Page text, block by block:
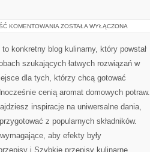
KOMENTOWANIA DESERY
ZOSTAŁA WYŁĄCZONA
to konkretny blog kulinarny, który powstał
szukających łatwych rozwiązań w
dla tych, którzy chcą gotować
cenią aromat domowych potraw.
inspiracje na uniwersalne dania,
z popularnych składników.
aby efekty były
i Szybkie przepisy kulinarne.